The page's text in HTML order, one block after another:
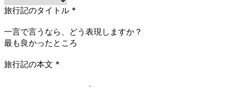
旅行記のタイトル *
一言で言うなら、どう表現しますか？
最も良かったところ
旅行記の本文 *